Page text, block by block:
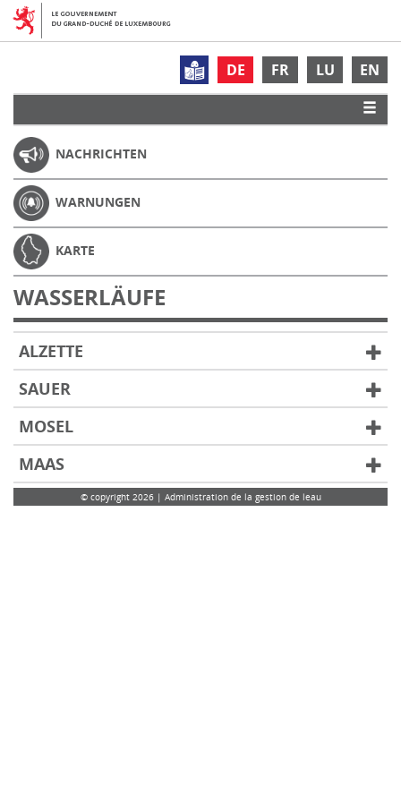
DE FR LU EN
NACHRICHTEN
WARNUNGEN
KARTE
WASSERLÄUFE
ALZETTE
SAUER
MOSEL
MAAS
© copyright 2026 | Administration de la gestion de leau